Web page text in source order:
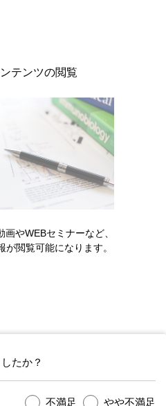
たか？
不満足 やや不満足
Inc. All rights reserved.
テンツの閲覧
やWEBセミナーなど、
が閲覧可能になります。